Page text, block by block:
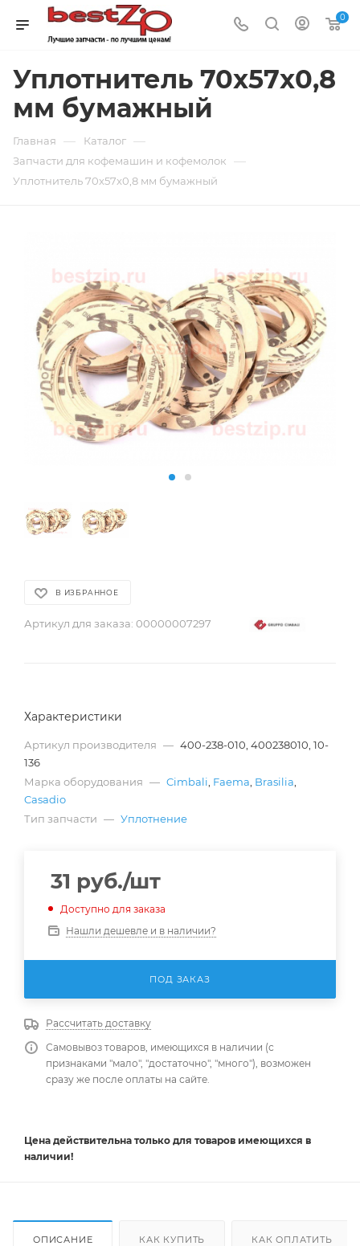
0
Уплотнитель 70x57x0,8
мм бумажный
Главная — Каталог —
Запчасти для кофемашин и кофемолок —
Уплотнитель 70x57x0,8 мм бумажный
В ИЗБРАННОЕ
Артикул для заказа: 00000007297
Характеристики
Артикул производителя — 400-238-010, 400238010, 10-
136
Марка оборудования — Cimbali, Faema, Brasilia,
Casadio
Тип запчасти — Уплотнение
31 руб./шт
Доступно для заказа
Нашли дешевле и в наличии?
ПОД ЗАКАЗ
Рассчитать доставку
Самовывоз товаров, имеющихся в наличии (с
признаками "мало", "достаточно", "много"), возможен
сразу же после оплаты на сайте.
Цена действительна только для товаров имеющихся в
наличии!
ОПИСАНИЕ КАК КУПИТЬ КАК ОПЛАТИТЬ